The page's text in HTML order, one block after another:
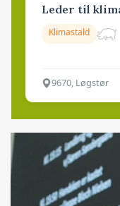
Leder til
Klimastald
9670, Løgstør